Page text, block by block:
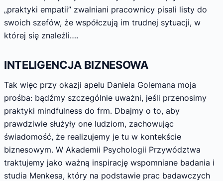
„praktyki empatii” zwalniani pracownicy pisali listy do
swoich szefów, że współczują im trudnej sytuacji, w
której się znaleźli….
INTELIGENCJA BIZNESOWA
Tak więc przy okazji apelu Daniela Golemana moja
prośba: bądźmy szczególnie uważni, jeśli przenosimy
praktyki mindfulness do frm. Dbajmy o to, aby
prawdziwie służyły one ludziom, zachowując
świadomość, że realizujemy je tu w kontekście
biznesowym. W Akademii Psychologii Przywództwa
traktujemy jako ważną inspirację wspomniane badania i
studia Menkesa, który na podstawie prac badawczych